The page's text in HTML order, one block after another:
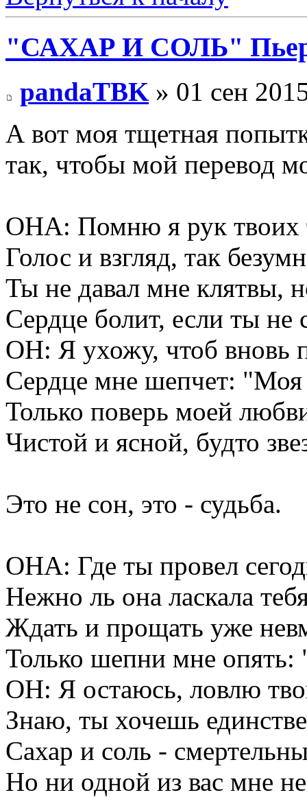
"САХАР И СОЛЬ"
pandaTBK » 01 сен
А вот моя тщетная
так, чтобы мой перевод
ОНА: Помню я рук твоих
Голос и взгляд, так
Ты не давал мне клятвы,
Сердце болит, если ты не
ОН: Я ухожу, чтоб вновь
Сердце мне шепчет: "Моя
Только поверь моей
Чистой и ясной, будто
Это не сон, это - судьба.
ОНА: Где ты провел
Нежно ль она ласкала
Ждать и прощать уже
Только шепни мне
ОН: Я остаюсь, ловлю
Знаю, ты хочешь
Сахар и соль -
Но ни одной из вас мне